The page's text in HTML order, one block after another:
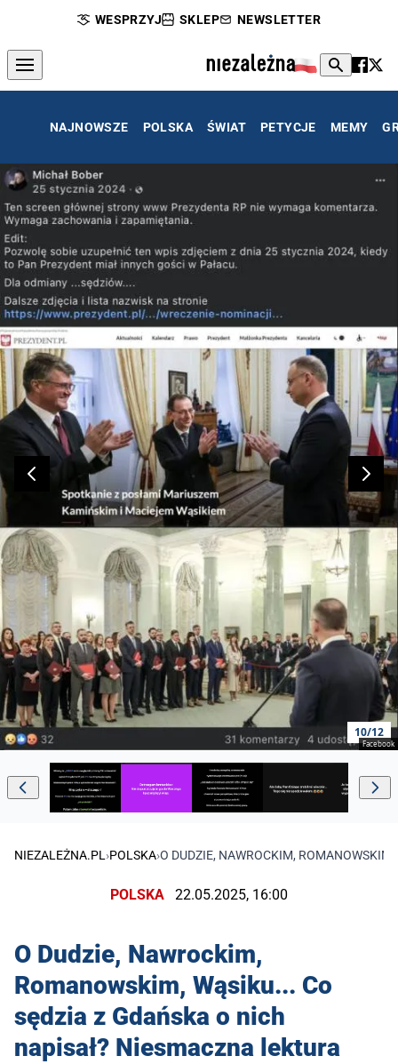
WESPRZYJ SKLEP NEWSLETTER
NAJNOWSZE POLSKA ŚWIAT PETYCJE MEMY
10/12
Facebook
NIEZALEŻNA.PL ›POLSKA›O DUDZIE, NAWROCKIM,
POLSKA 22.05.2025, 16:00
O Dudzie, Nawrockim,
Romanowskim, Wąsiku... Co
sędzia z Gdańska o nich
napisał? Niesmaczna lektura